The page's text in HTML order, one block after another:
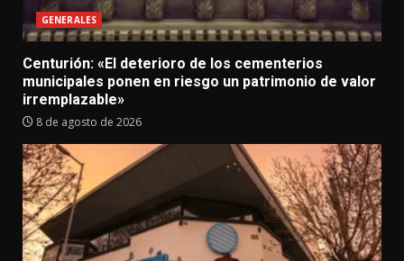
GENERALES
Centurión: «El deterioro de los cementerios
municipales ponen en riesgo un patrimonio de valor
irremplazable»
8 de agosto de 2026